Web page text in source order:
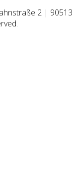
2 | 90513